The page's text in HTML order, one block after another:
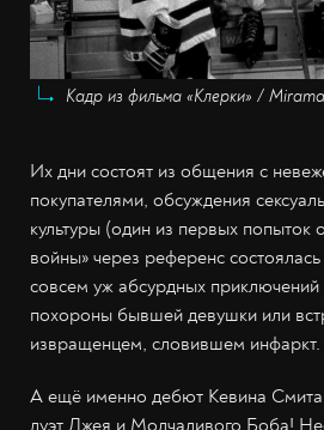
Кадр из фильма «Клерки» /
Их дни состоят из общения с
покупателями, обсуждения
культуры (один из первых попыток
войны» через референс
совсем уж абсурдных
похороны бывшей девушки или
извращенцем, словившем инфаркт.
А ещё именно дебют Кевина